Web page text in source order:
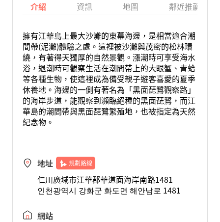
介紹 資訊 地圖 鄰近推薦景點
擁有江華島上最大沙灘的東幕海邊，是相當適合潮
間帶(泥灘)體驗之處。這裡被沙灘與茂密的松林環
繞，有著得天獨厚的自然景觀。漲潮時可享受海水
浴，退潮時可觀察生活在潮間帶上的大眼蟹、青蛤
等各種生物，使這裡成為備受親子遊客喜愛的夏季
休養地。海邊的一側有著名為「黑面琵鷺觀察路」
的海岸步道，能觀察到瀕臨絕種的黑面琵鷺，而江
華島的潮間帶與黑面琵鷺繁殖地，也被指定為天然
紀念物。
地址 規劃路線
仁川廣域市江華郡華道面海岸南路1481
인천광역시 강화군 화도면 해안남로 1481
網站